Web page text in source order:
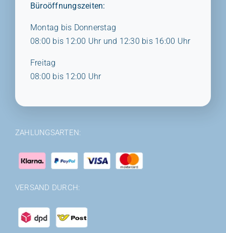
Büroöffnungszeiten:
Montag bis Donnerstag
08:00 bis 12:00 Uhr und 12:30 bis 16:00 Uhr
Freitag
08:00 bis 12:00 Uhr
ZAHLUNGSARTEN:
VERSAND DURCH: